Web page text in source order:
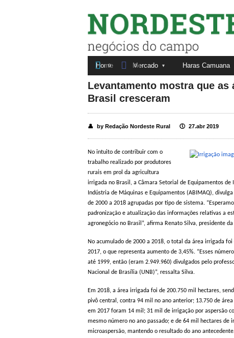
Nordeste Rural
 0  0
Fale conosco Anuncie aqui
Home Mercado Haras Camuana
Levantamento mostra que as
Brasil cresceram
👤 by Redação Nordeste Rural 🕔 27.abr 2019
No intuito de contribuir com o
trabalho realizado por produtores
rurais em prol da agricultura
irrigada no Brasil, a Câmara Setorial de Equipamentos de
Indústria de Máquinas e Equipamentos (ABIMAQ),
de 2000 a 2018 agrupadas por tipo de sistema.
padronização e atualização das informações relativas a
agronegócio no Brasil”, afirma Renato Silva, presidente da
No acumulado de 2000 a 2018, o total da área irrigada
2017, o que representa aumento de 3,45%. “Esses
até 1999, então (eram 2.949.960) divulgados pelo
Nacional de Brasília (UNB)”, ressalta Silva.
Em 2018, a área irrigada foi de 200.750 mil hectares,
pivô central, contra 94 mil no ano anterior; 13.750 de
em 2017 foram 14 mil; 31 mil de irrigação por aspersão
mesmo número no ano passado; e de 64 mil hectares de
microaspersão, mantendo o resultado do ano